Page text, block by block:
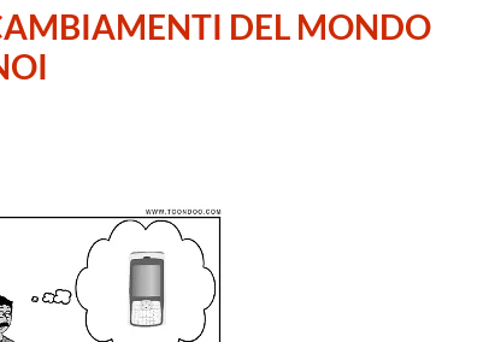
DEL MONDO